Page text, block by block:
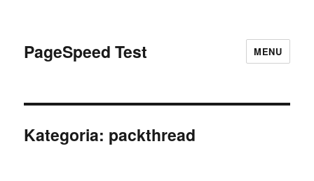
PageSpeed Test MENU
Kategoria: packthread